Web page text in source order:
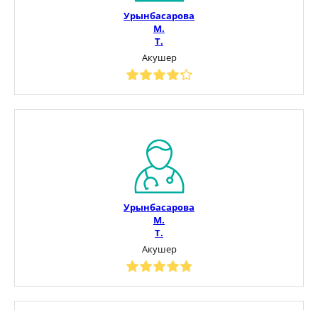
Урынбасарова
М.
Т.
Акушер
Урынбасарова
М.
Т.
Акушер